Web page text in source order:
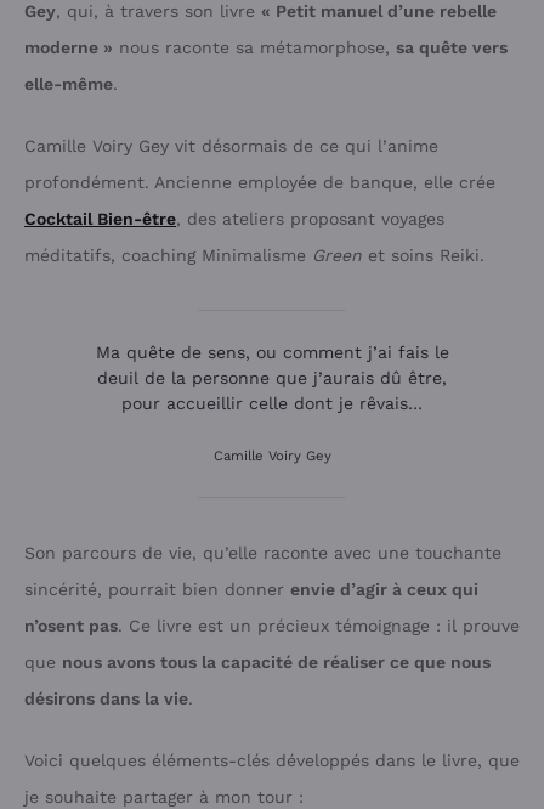
Gey, qui, à travers son livre « Petit manuel d’une rebelle
moderne » nous raconte sa métamorphose, sa quête vers
elle-même.
Camille Voiry Gey vit désormais de ce qui l’anime
profondément. Ancienne employée de banque, elle crée
Cocktail Bien-être, des ateliers proposant voyages
méditatifs, coaching Minimalisme Green et soins Reiki.
Ma quête de sens, ou comment j’ai fais le
deuil de la personne que j’aurais dû être,
pour accueillir celle dont je rêvais…
Camille Voiry Gey
Son parcours de vie, qu’elle raconte avec une touchante
sincérité, pourrait bien donner envie d’agir à ceux qui
n’osent pas. Ce livre est un précieux témoignage : il prouve
que nous avons tous la capacité de réaliser ce que nous
désirons dans la vie.
Voici quelques éléments-clés développés dans le livre, que
je souhaite partager à mon tour :